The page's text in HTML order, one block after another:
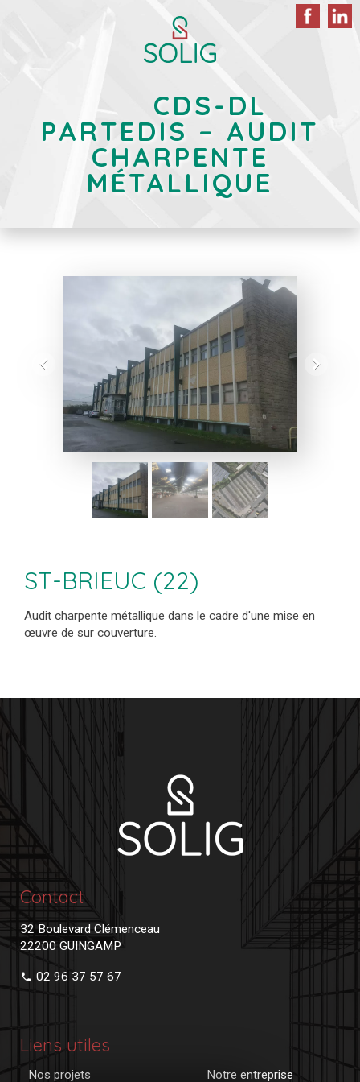
CDS-DL
PARTEDIS – AUDIT
CHARPENTE
MÉTALLIQUE
ST-BRIEUC (22)
Audit charpente métallique dans le cadre d'une mise en
œuvre de sur couverture.
Contact
32 Boulevard Clémenceau
22200 GUINGAMP
02 96 37 57 67
Liens utiles
Nos projets Notre entreprise